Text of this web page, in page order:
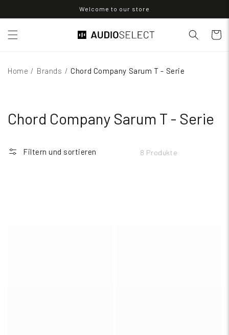
Inhalt
Welcome to our store
Home / Brands / Chord Company Sarum T - Serie
Chord Company Sarum T - Serie
Filtern und sortieren 8 Produkte